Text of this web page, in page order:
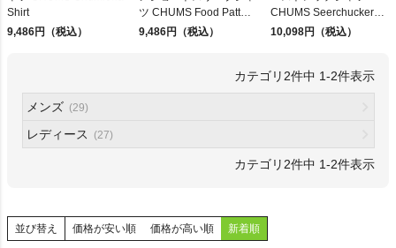
商品が見つからない方はこちら
On
THE NORTH FACE
CHUMS
Shirt
9,486円（税込）
ツ CHUMS Food Pattern
Shirt
9,486円（税込）
CHUMS Seerchucker
Stretch Shirt
10,098円（税込）
2件中 1-2件表示
メンズ (29)
レディース (27)
2件中 1-2件表示
並び替え 価格が安い順 価格が高い順 新着順